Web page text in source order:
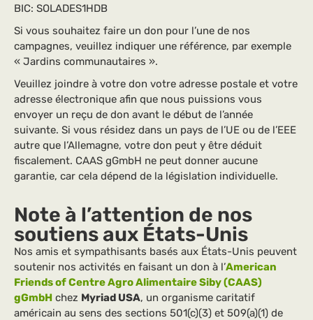
BIC: SOLADES1HDB
Si vous souhaitez faire un don pour l’une de nos
campagnes, veuillez indiquer une référence, par exemple
« Jardins communautaires ».
Veuillez joindre à votre don votre adresse postale et votre
adresse électronique afin que nous puissions vous
envoyer un reçu de don avant le début de l’année
suivante. Si vous résidez dans un pays de l’UE ou de l’EEE
autre que l’Allemagne, votre don peut y être déduit
fiscalement. CAAS gGmbH ne peut donner aucune
garantie, car cela dépend de la législation individuelle.
Note à l’attention de nos
soutiens aux États-Unis
Nos amis et sympathisants basés aux États-Unis peuvent
soutenir nos activités en faisant un don à l’American
Friends of Centre Agro Alimentaire Siby (CAAS)
gGmbH chez Myriad USA, un organisme caritatif
américain au sens des sections 501(c)(3) et 509(a)(1) de